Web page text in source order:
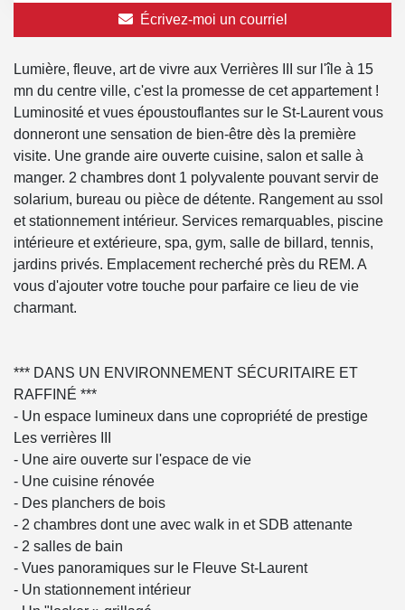
Écrivez-moi un courriel
Lumière, fleuve, art de vivre aux Verrières III sur l'île à 15
mn du centre ville, c'est la promesse de cet appartement !
Luminosité et vues époustouflantes sur le St-Laurent vous
donneront une sensation de bien-être dès la première
visite. Une grande aire ouverte cuisine, salon et salle à
manger. 2 chambres dont 1 polyvalente pouvant servir de
solarium, bureau ou pièce de détente. Rangement au ssol
et stationnement intérieur. Services remarquables, piscine
intérieure et extérieure, spa, gym, salle de billard, tennis,
jardins privés. Emplacement recherché près du REM. A
vous d'ajouter votre touche pour parfaire ce lieu de vie
charmant.
*** DANS UN ENVIRONNEMENT SÉCURITAIRE ET
RAFFINÉ ***
- Un espace lumineux dans une copropriété de prestige
Les verrières III
- Une aire ouverte sur l'espace de vie
- Une cuisine rénovée
- Des planchers de bois
- 2 chambres dont une avec walk in et SDB attenante
- 2 salles de bain
- Vues panoramiques sur le Fleuve St-Laurent
- Un stationnement intérieur